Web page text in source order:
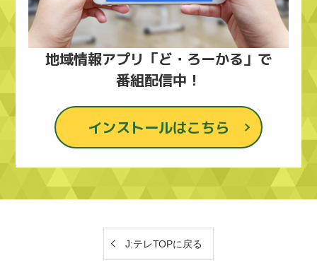
地域情報アプリ「ど・ろーかる」で
番組配信中！
インストールはこちら
J:テレTOPに戻る